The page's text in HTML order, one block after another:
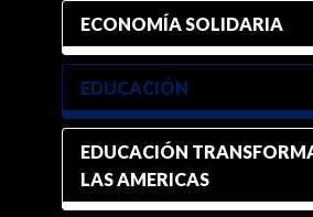
ECONOMÍA SOLIDARIA
EDUCACIÓN
EDUCACIÓN
LAS AMERICAS